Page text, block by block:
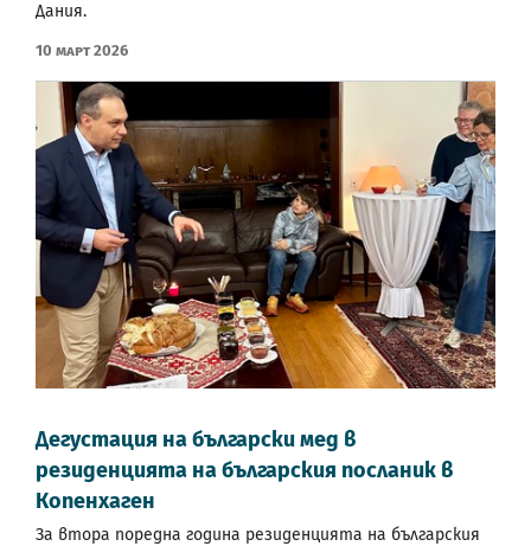
Дания.
10 Март 2026
Дегустация на български мед в
резиденцията на българския посланик в
Копенхаген
За втора поредна година резиденцията на българския